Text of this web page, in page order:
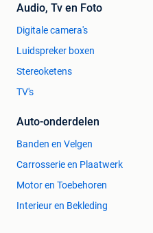
Audio, Tv en Foto
Digitale camera's
Luidspreker boxen
Stereoketens
TV's
Auto-onderdelen
Banden en Velgen
Carrosserie en Plaatwerk
Motor en Toebehoren
Interieur en Bekleding